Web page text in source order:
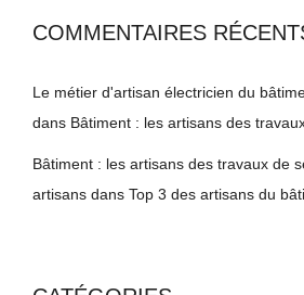
COMMENTAIRES
Le métier d'artisan électricien du
dans Bâtiment : les artisans des
Bâtiment : les artisans des travaux de
artisans dans Top 3 des artisans du